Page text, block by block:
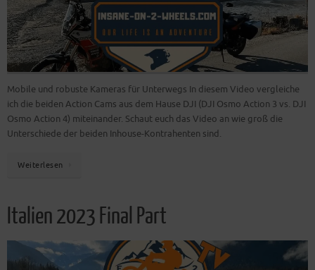
Mobile und robuste Kameras für Unterwegs In diesem Video vergleiche
ich die beiden Action Cams aus dem Hause DJI (DJI Osmo Action 3 vs. DJI
Osmo Action 4) miteinander. Schaut euch das Video an wie groß die
Unterschiede der beiden Inhouse-Kontrahenten sind.
Weiterlesen
Italien 2023 Final Part